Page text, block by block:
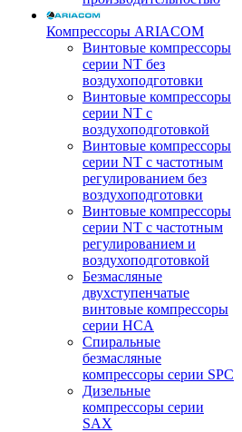
Компрессоры ARIACOM
Винтовые компрессоры
серии NT без
воздухоподготовки
Винтовые компрессоры
серии NT c
воздухоподготовкой
Винтовые компрессоры
серии NT с частотным
регулированием без
воздухоподготовки
Винтовые компрессоры
серии NT с частотным
регулированием и
воздухоподготовкой
Безмасляные
двухступенчатые
винтовые компрессоры
серии HCA
Спиральные
безмасляные
компрессоры серии SPC
Дизельные
компрессоры серии
SAX